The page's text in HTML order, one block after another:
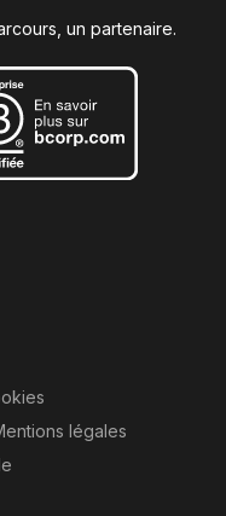
un partenaire.
légales